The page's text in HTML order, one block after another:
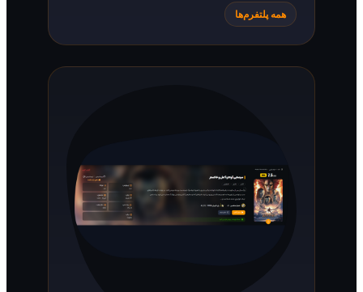
همه پلتفرم‌ها